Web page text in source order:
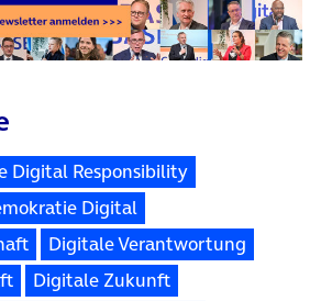
Digital Responsibility
Digital
Digitale Verantwortung
Digitale Zukunft